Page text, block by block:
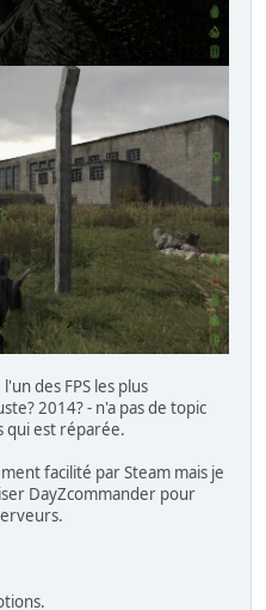
des FPS les plus
2014? - n'a pas de topic
qui est réparée.
facilité par Steam mais je
DayZcommander pour